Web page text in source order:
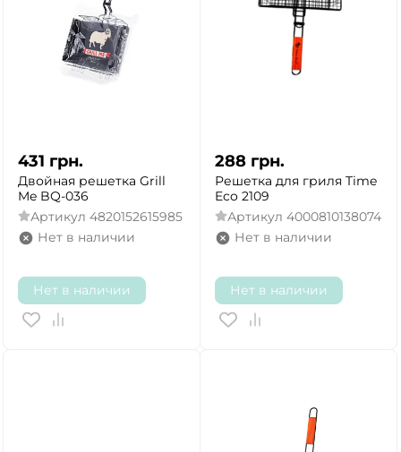
431 грн.
Двойная решетка Grill
Me BQ-036
Артикул 4820152615985
Нет в наличии
Нет в наличии
288 грн.
Решетка для гриля Time
Eco 2109
Артикул 4000810138074
Нет в наличии
Нет в наличии